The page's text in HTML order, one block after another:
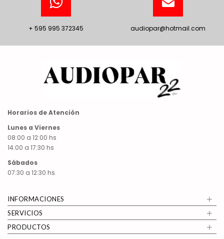
+ 595 995 372345 audiopar@hotmail.com
Horarios de Atención
Lunes a Viernes
08:00 a 12:00 hs
14:00 a 17:30 hs
Sábados
07:30 a 12:30 hs.
INFORMACIONES +
SERVICIOS +
PRODUCTOS +